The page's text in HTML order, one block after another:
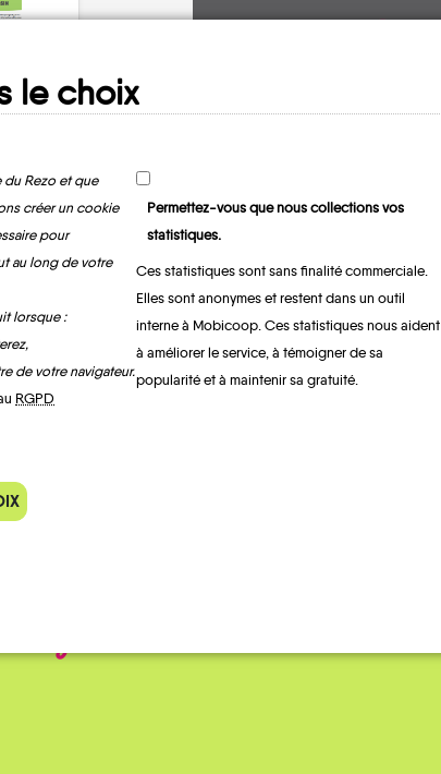
le choix
du Rezo et que
créer un cookie
pour
au long de votre
lorsque :
de votre navigateur.
RGPD
Permettez-vous que nous collections vos
statistiques.
Ces statistiques sont sans finalité commerciale.
Elles sont anonymes et restent dans un outil
interne à Mobicoop. Ces statistiques nous aident
à améliorer le service, à témoigner de sa
popularité et à maintenir sa gratuité.